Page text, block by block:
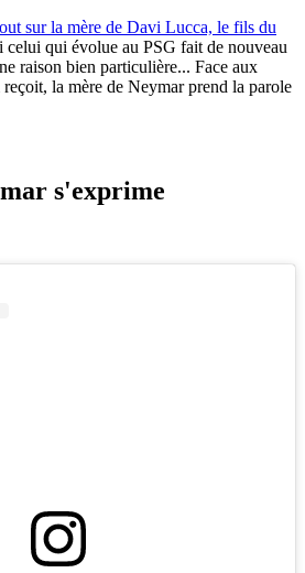
sur la mère de Davi Lucca, le fils du
celui qui évolue au PSG fait de nouveau
raison bien particulière... Face aux
la mère de Neymar prend la parole
s'exprime